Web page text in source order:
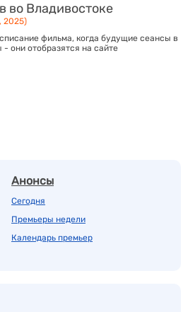
во Владивостоке
2025)
фильма, когда будущие сеансы в
- они отобразятся на сайте
Анонсы
Сегодня
Премьеры недели
Календарь премьер